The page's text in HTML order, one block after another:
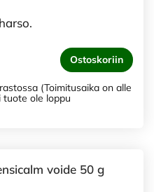
Ostoskoriin
(Toimitusaika on alle
tuote ole loppu
voide 50 g